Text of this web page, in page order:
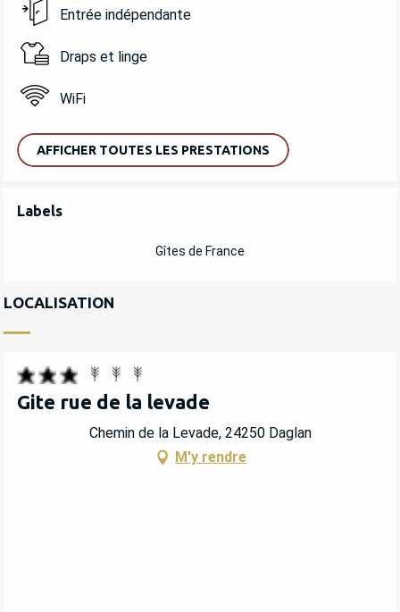
Entrée indépendante
Draps et linge
WiFi
AFFICHER TOUTES LES PRESTATIONS
OFFRES DE PRESTATIONS
Labels
Labels
Gîtes de France
LOCALISATION
Gite rue de la levade
Chemin de la Levade, 24250 Daglan
M'y rendre